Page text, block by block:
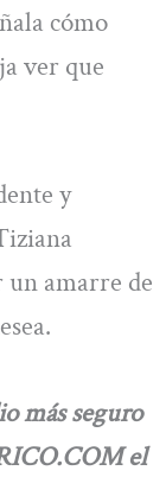
cómo
ver que
y
un amarre de
más seguro
el